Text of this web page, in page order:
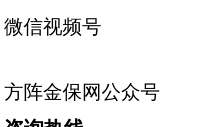
微信视频号
方阵金保网公众号